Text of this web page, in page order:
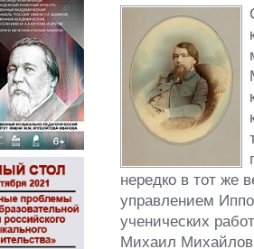
нередко в тот же
управлением
ученических
Михаил